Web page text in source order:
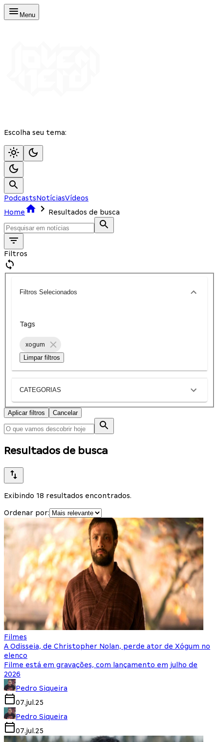
Menu
Escolha seu tema:
PodcastsNotíciasVídeos
Home
Resultados de busca
Filtros
Filtros Selecionados
Tags
xogum
Limpar filtros
CATEGORIAS
Aplicar filtros Cancelar
Resultados de busca
Exibindo 18 resultados encontrados.
Ordenar por:
Filmes
A Odisseia, de Christopher Nolan, perde ator de Xógum no
elenco
Filme está em gravações, com lançamento em julho de
2026
Pedro Siqueira
07.jul.25
Pedro Siqueira
07.jul.25